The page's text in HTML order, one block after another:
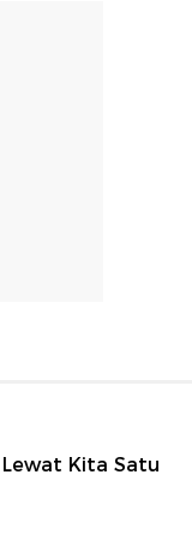
Kita Satu